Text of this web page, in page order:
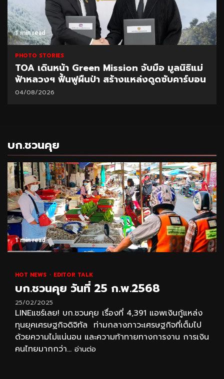
1 min read
PHOTO STORIES
TOA เดินหน้า Green Mission จับมือ มูลนิธิแม่
ฟ้าหลวงฯ ฟื้นฟูผืนป่า สร้างแหล่งดูดซับคาร์บอน
04/08/2026
บก.ชวนคุย
1 min read
HOT NEWS EDITOR TALK
บก.ชวนคุย วันที่ 25 ก.พ.2568
25/02/2025
LINEแชร์เลย! บก.ชวนคุย เรื่องที่ 4,391 แอพเงินกู้แหล่ง
ทุนยุคเศรษฐกิจดิจิทัล ท่ามกลางภาวะเศรษฐกิจที่เต็มไป
ด้วยความไม่แน่นอน และความท้าทายทางการงาน การเงิน
คนไทยมากกว่า... อ่านต่อ